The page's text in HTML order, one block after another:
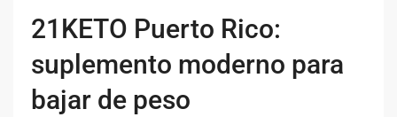
21KETO Puerto Rico:
suplemento moderno para
bajar de peso